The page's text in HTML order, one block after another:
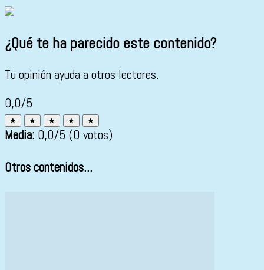
¿Qué te ha parecido este contenido?
Tu opinión ayuda a otros lectores.
0,0/5
★ ★ ★ ★ ★
Media: 0,0/5 (0 votos)
Otros contenidos...